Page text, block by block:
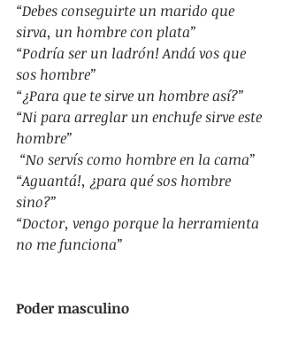
“Debes conseguirte un marido que
sirva, un hombre con plata”
“Podría ser un ladrón! Andá vos que
sos hombre”
“¿Para que te sirve un hombre así?”
“Ni para arreglar un enchufe sirve este
hombre”
“No servís como hombre en la cama”
“Aguantá!, ¿para qué sos hombre
sino?”
“Doctor, vengo porque la herramienta
no me funciona”
Poder masculino